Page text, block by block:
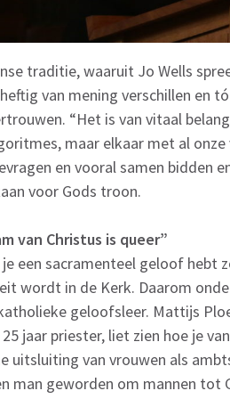
traditie, waaruit Jo Wells
van mening verschillen en
“Het is van vitaal
maar elkaar met al
en vooral samen bidden
voor Gods troon.
van Christus is queer”
je een sacramenteel geloof hebt
wordt in de Kerk. Daarom
geloofsleer. Mattijs
jaar priester, liet zien hoe je
uitsluiting van vrouwen als
man geworden om mannen tot